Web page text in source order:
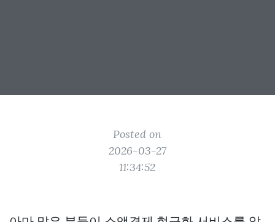
Posted on
2026-03-27
11:34:52